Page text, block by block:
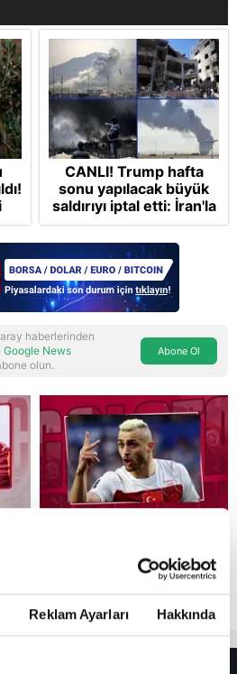
Reklam Ayarları Hakkında
CANLI! Trump hafta
sonu yapılacak büyük
saldırıyı iptal etti: İran'la
Hürmüz Boğazı ve
nükleer anlaşma
masada
haberlerinden
Google News
olun.
Abone Ol